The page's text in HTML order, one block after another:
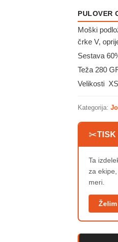
PULOVER
Moški
črke V,
Sestava
Teža 280
Velikosti
Kategorija:
✂TISK
Ta
za
meri.